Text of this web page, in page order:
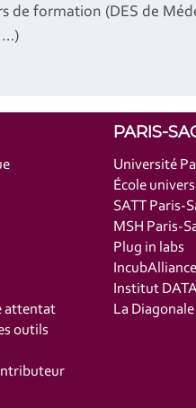
de formation (DES de
…)
attentat
outils
PARIS-
Université
École
SATT Paris-
MSH Paris-
Plug in labs
IncubAlliance
Institut
La